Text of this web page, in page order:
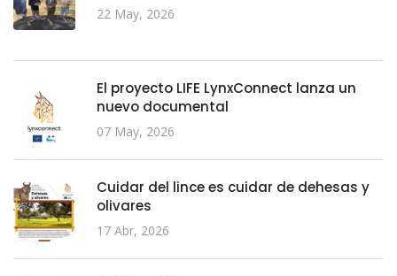
22 May, 2026
El proyecto LIFE LynxConnect lanza un
nuevo documental
07 May, 2026
Cuidar del lince es cuidar de dehesas y
olivares
17 Abr, 2026